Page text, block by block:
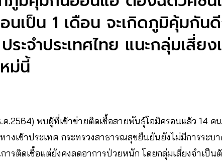
นเป็น 1 เดือน จะเกิดภูมิคุ้มกัน
ะจำประเทศไทย แนะกลุ่มเสี่ยง
ม่นี้​
ค.2564) พบผู้ที่เข้าข่ายติดเชื้อสายพันธุ์โอมิครอนแล้ว 14
างเข้าประเทศ​ กระทรวงสาธารณสุขยืนยันยังไม่มีการระบ
รติดเชื้อแต่ยังคงลดอาการป่วยหนัก โดยกลุ่มเสี่ยงจำเป็นต้